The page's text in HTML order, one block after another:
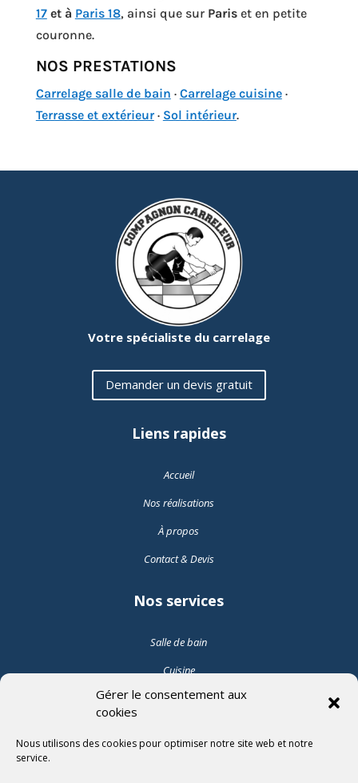
Gérer le consentement aux
cookies
Nous utilisons des cookies pour optimiser notre site web et notre
service.
17 et à Paris 18, ainsi que sur Pariset en petite
couronne.
NOS PRESTATIONS
Carrelage salle de bain · Carrelage cuisine·
Terrasse et extérieur· Sol intérieur.
Votre spécialiste du carrelage
Demander un devis gratuit
Liens rapides
Accueil
Nos réalisations
À propos
Contact & Devis
Nos services
Salle de bain
Cuisine
Pose de carrelage intérieur